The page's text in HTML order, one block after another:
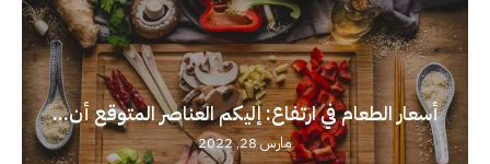
أسعار الطعام في ارتفاع: إليكم العناصر المتوقع أن...
مارس 28, 2022